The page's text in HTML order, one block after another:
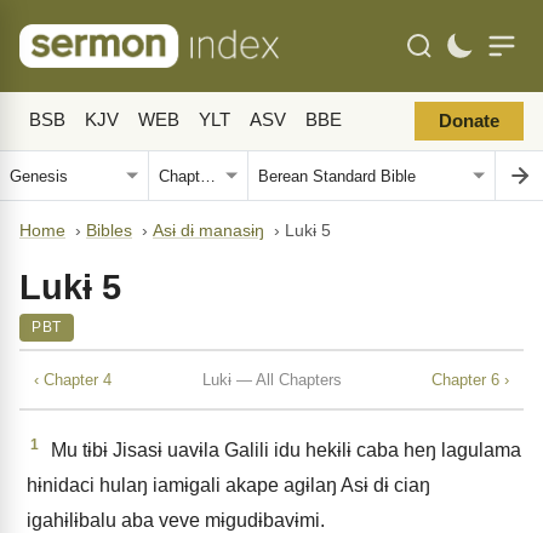
BSB KJV WEB YLT ASV BBE Donate
Home › Bibles › Asɨ dɨ manasɨŋ › Lukɨ 5
Lukɨ 5
PBT
‹ Chapter 4 Lukɨ — All Chapters Chapter 6 ›
1
Mu tɨbɨ Jisasɨ uavɨla Galili idu hekɨlɨ caba heŋ lagulama
hɨnidaci hulaŋ iamɨgali akape agɨlaŋ Asɨ dɨ ciaŋ
igahɨlɨbalu aba veve mɨgudɨbavɨmi.